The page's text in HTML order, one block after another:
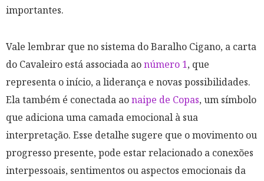
importantes.
Vale lembrar que no sistema do Baralho Cigano, a carta
do Cavaleiro está associada aonúmero 1, que
representa o início, a liderança e novas possibilidades.
Ela também é conectada aonaipe de Copas, um símbolo
que adiciona uma camada emocional à sua
interpretação. Esse detalhe sugere que o movimento ou
progresso presente, pode estar relacionado a conexões
interpessoais, sentimentos ou aspectos emocionais da